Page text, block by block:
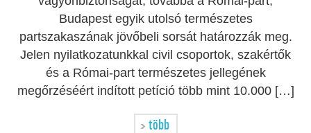
Budapest egyik utolsó természetes
partszakaszának jövőbeli sorsát határozzák meg.
Jelen nyilatkozatunkkal civil csoportok, szakértők
és a Római-part természetes jellegének
megőrzéséért indított petíció több mint 10.000 […]
több